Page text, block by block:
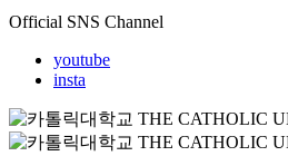
Official SNS Channel
youtube
insta